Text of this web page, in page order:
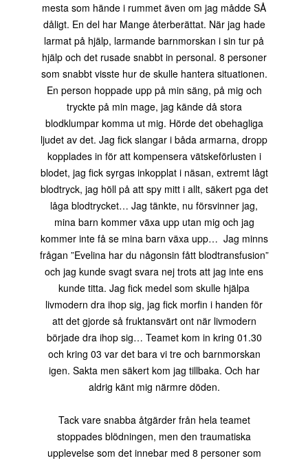
mesta som hände i rummet även om jag mådde SÅ
dåligt. En del har Mange återberättat. När jag hade
larmat på hjälp, larmande barnmorskan i sin tur på
hjälp och det rusade snabbt in personal. 8 personer
som snabbt visste hur de skulle hantera situationen.
En person hoppade upp på min säng, på mig och
tryckte på min mage, jag kände då stora
blodklumpar komma ut mig. Hörde det obehagliga
ljudet av det. Jag fick slangar i båda armarna, dropp
kopplades in för att kompensera vätskeförlusten i
blodet, jag fick syrgas inkopplat i näsan, extremt lågt
blodtryck, jag höll på att spy mitt i allt, säkert pga det
låga blodtrycket… Jag tänkte, nu försvinner jag,
mina barn kommer växa upp utan mig och jag
kommer inte få se mina barn växa upp… Jag minns
frågan ”Evelina har du någonsin fått blodtransfusion”
och jag kunde svagt svara nej trots att jag inte ens
kunde titta. Jag fick medel som skulle hjälpa
livmodern dra ihop sig, jag fick morfin i handen för
att det gjorde så fruktansvärt ont när livmodern
började dra ihop sig… Teamet kom in kring 01.30
och kring 03 var det bara vi tre och barnmorskan
igen. Sakta men säkert kom jag tillbaka. Och har
aldrig känt mig närmre döden.
Tack vare snabba åtgärder från hela teamet
stoppades blödningen, men den traumatiska
upplevelse som det innebar med 8 personer som